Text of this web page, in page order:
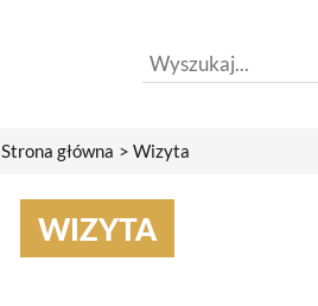
Strona główna Wizyta
WIZYTA